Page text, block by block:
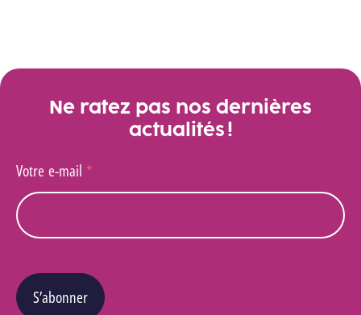
Ne ratez pas nos dernières
actualités !
Votre e-mail *
S’abonner